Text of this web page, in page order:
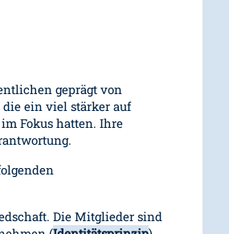
geprägt von
ein viel stärker auf
Fokus hatten. Ihre
Die Mitglieder sind